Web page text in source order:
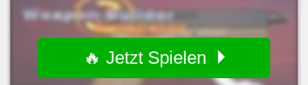
🔥 Jetzt Spielen